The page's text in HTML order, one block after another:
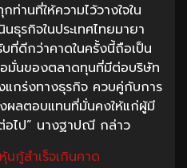
านที่ให้ความไว้วางใจใน
รกิจในประเทศไทยมายา
ที่ดีกว่าคาดในครั้งนี้ถือเป็น
มั่นของตลาดทุนที่มีต่อบริษัท
แกร่งทางธุรกิจ ควบคู่กับการ
ผลตอบแทนที่มั่นคงให้แก่ผู้มี
อไป” นางฐาปณี กล่าว
นกู้สำเร็จเกินคาด